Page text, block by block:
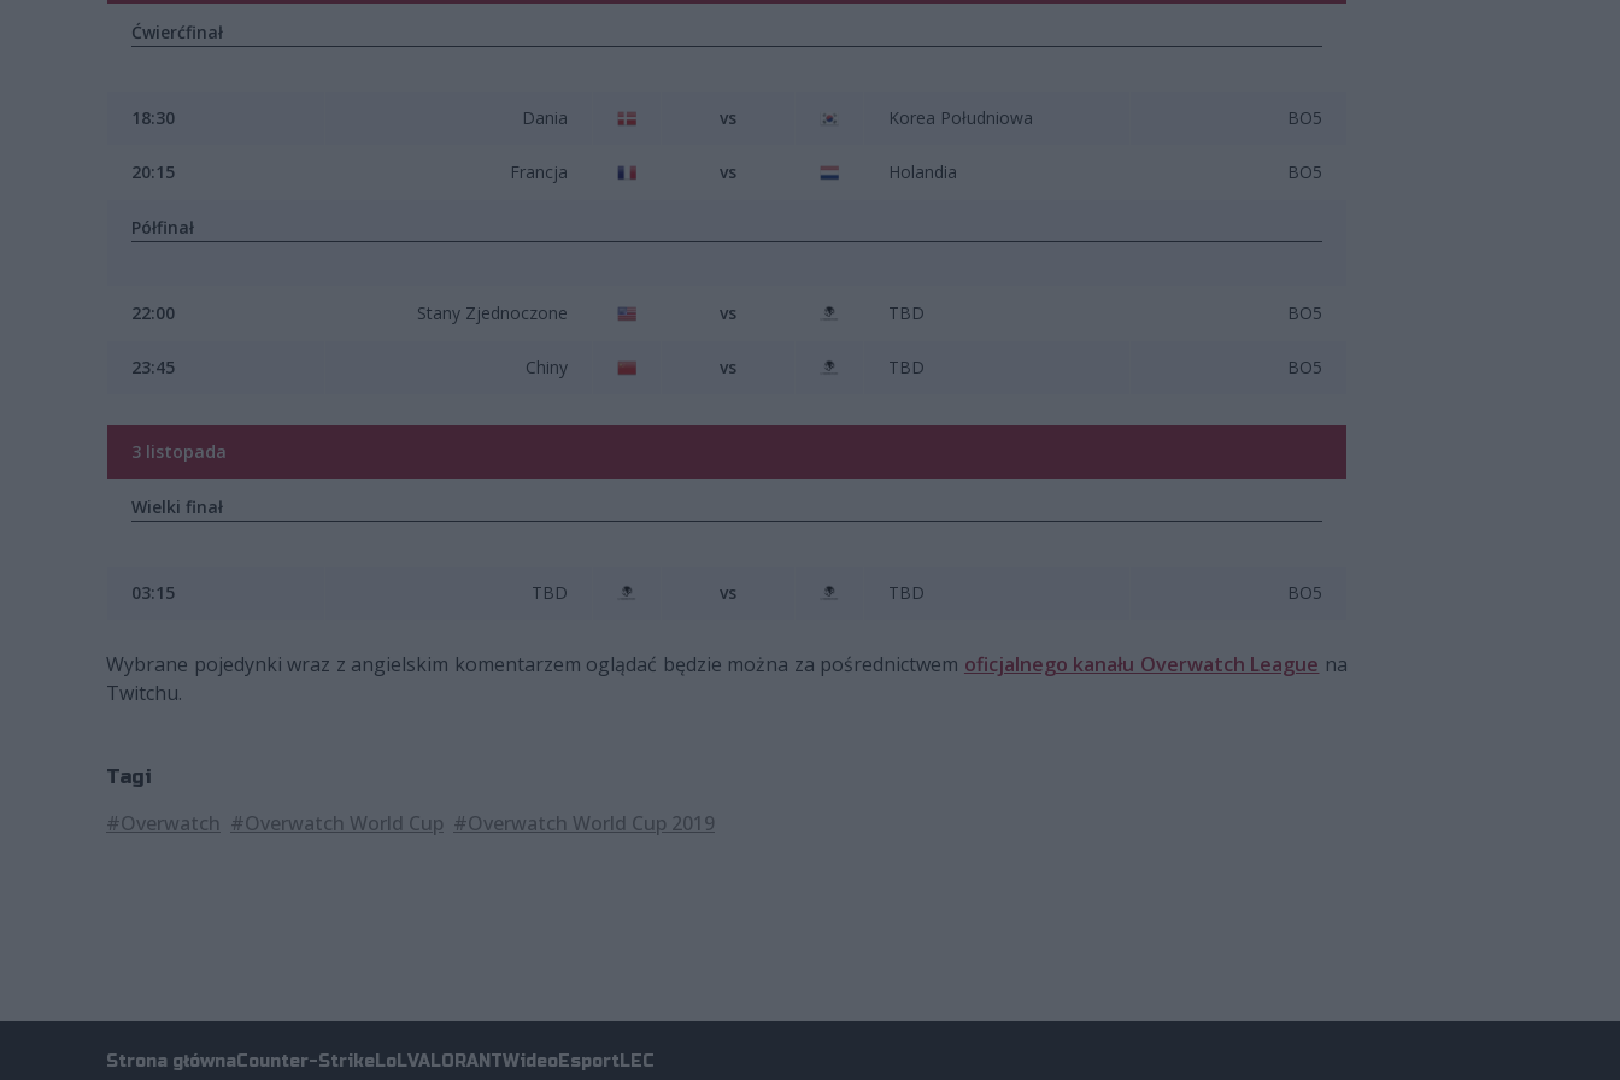
Ćwierćfinał
18:30 Dania vs Korea Południowa BO5
20:15 Francja vs Holandia BO5
Półfinał
22:00 Stany Zjednoczone vs TBD BO5
23:45 Chiny vs TBD BO5
3 listopada
Wielki finał
03:15 TBD vs TBD BO5
Wybrane pojedynki wraz z angielskim komentarzem oglądać będzie można za pośrednictwem oficjalnego kanału Overwatch League na
Twitchu.
Tagi
#Overwatch #Overwatch World Cup #Overwatch World Cup 2019
Strona głównaCounter-StrikeLoLVALORANTWideoEsportLEC